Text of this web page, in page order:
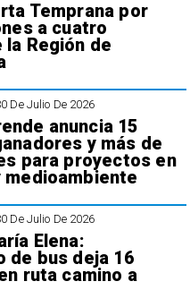
Temprana por
a cuatro
la Región de
De Julio De 2026
anuncia 15
y más de
para proyectos en
medioambiente
De Julio De 2026
Elena:
de bus deja 16
ruta camino a